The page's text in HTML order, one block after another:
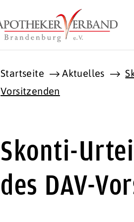
Startseite Aktuelles
Vorsitzenden
Skonti-
des DAV-